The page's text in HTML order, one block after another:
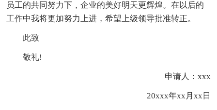
员工的共同努力下，企业的美好明天更辉煌。在以后的
工作中我将更加努力上进，希望上级领导批准转正。
此致
敬礼!
申请人：xxx
20xxx年xx月xx日